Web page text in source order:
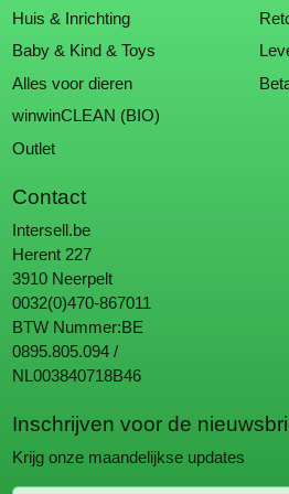
Huis & Inrichting
Baby & Kind & Toys
Alles voor dieren
winwinCLEAN (BIO)
Outlet
Contact
Intersell.be
Herent 227
3910 Neerpelt
0032(0)470-867011
BTW Nummer:BE
0895.805.094 /
NL003840718B46
Inschrijven voor de
Krijg onze maandelijkse updates